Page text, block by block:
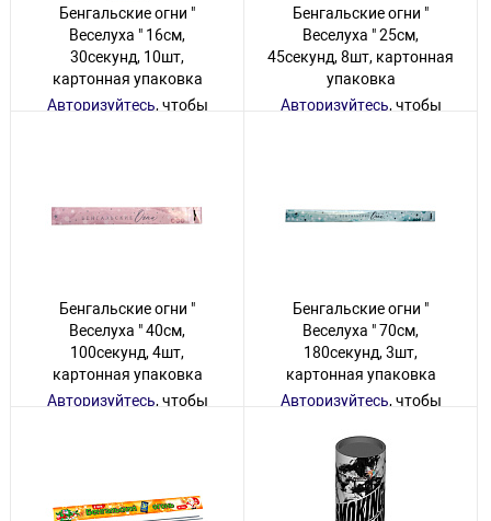
Бенгальские огни "
Веселуха " 16см,
30секунд, 10шт,
картонная упаковка
Авторизуйтесь, чтобы
Бенгальские огни "
Веселуха " 25см,
45секунд, 8шт, картонная
упаковка
Авторизуйтесь, чтобы
Бенгальские огни "
Веселуха " 40см,
100секунд, 4шт,
картонная упаковка
Авторизуйтесь, чтобы
Бенгальские огни "
Веселуха " 70см,
180секунд, 3шт,
картонная упаковка
Авторизуйтесь, чтобы
327 товаров